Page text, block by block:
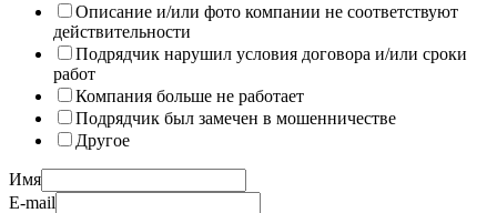
Описание и/или фото компании не соответствуют
действительности
Подрядчик нарушил условия договора и/или сроки
работ
Компания больше не работает
Подрядчик был замечен в мошенничестве
Другое
Имя
E-mail